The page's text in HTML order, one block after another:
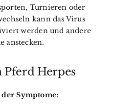
Turnieren oder
kann das Virus
werden und andere
anstecken.
Pferd Herpes
Symptome: